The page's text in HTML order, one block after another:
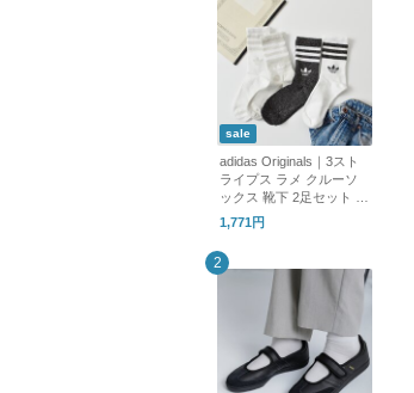
sale
adidas Originals｜3スト
ライプス ラメ クルーソ
ックス 靴下 2足セット 3
STRIPES GLITTER CRE
W SOCKS 2 PAIRS ka98
5
1,771円